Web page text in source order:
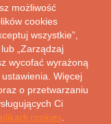
możliwość
cookies
wszystkie”,
„Zarządzaj
wycofać wyrażoną
Więcej
o przetwarzaniu
Ci
cookies